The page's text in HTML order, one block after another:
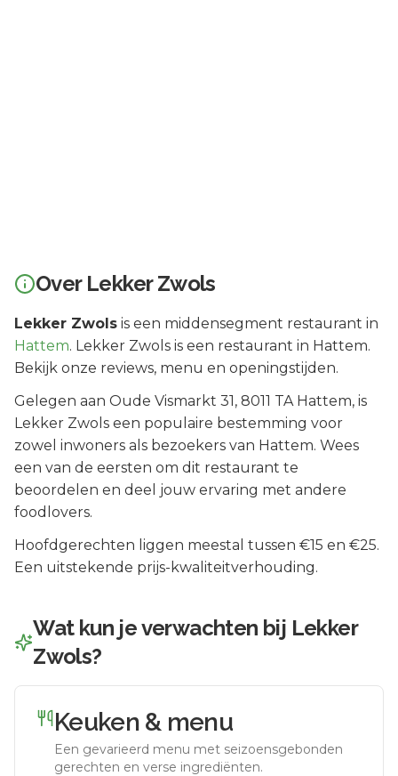
Over Lekker Zwols
Lekker Zwols is een middensegment restaurant in
Hattem. Lekker Zwols is een restaurant in Hattem.
Bekijk onze reviews, menu en openingstijden.
Gelegen aan Oude Vismarkt 31, 8011 TA Hattem, is
Lekker Zwols een populaire bestemming voor
zowel inwoners als bezoekers van Hattem. Wees
een van de eersten om dit restaurant te
beoordelen en deel jouw ervaring met andere
foodlovers.
Hoofdgerechten liggen meestal tussen €15 en €25.
Een uitstekende prijs-kwaliteitverhouding.
Wat kun je verwachten bij Lekker
Zwols?
Keuken & menu
Een gevarieerd menu met seizoensgebonden
gerechten en verse ingrediënten.